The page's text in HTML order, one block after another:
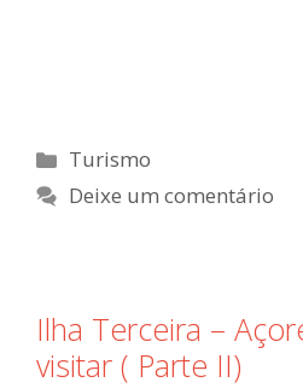
Turismo
Deixe um comentário
Ilha Terceira –
visitar ( Parte II)